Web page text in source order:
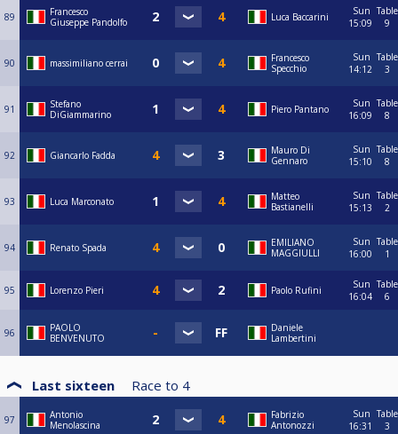
89
Francesco
Giuseppe Pandolfo
Luca Baccarini
Sun
15:09
Table
9
90 massimiliano cerrai
Francesco
Specchio
Sun
14:12
Table
3
91
Stefano
DiGiammarino
Piero Pantano
Sun
16:09
Table
8
92 Giancarlo Fadda
Mauro Di
Gennaro
Sun
15:10
Table
8
93 Luca Marconato
Matteo
Bastianelli
Sun
15:13
Table
2
94 Renato Spada
EMILIANO
MAGGIULLI
Sun
16:00
Table
1
95 Lorenzo Pieri Paolo Rufini
Sun
16:04
Table
6
96
PAOLO
BENVENUTO
Daniele
Lambertini
Last sixteen Race to 4
97
Antonio
Menolascina
Fabrizio
Antonozzi
Sun
16:31
Table
3